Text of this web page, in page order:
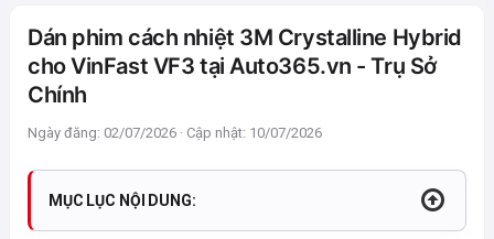
Dán phim cách nhiệt 3M Crystalline Hybrid
cho VinFast VF3 tại Auto365.vn - Trụ Sở
Chính
Ngày đăng: 02/07/2026 · Cập nhật: 10/07/2026
MỤC LỤC NỘI DUNG: